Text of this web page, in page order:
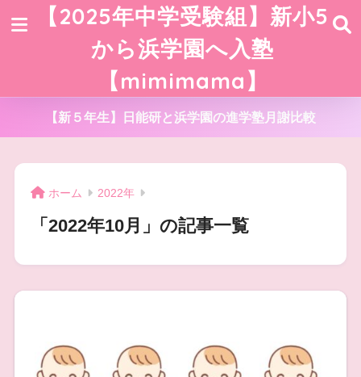
【2025年中学受験組】新小5
から浜学園へ入塾
【mimimama】
【新５年生】日能研と浜学園の進学塾月謝比較
ホーム 2022年
「2022年10月」の記事一覧